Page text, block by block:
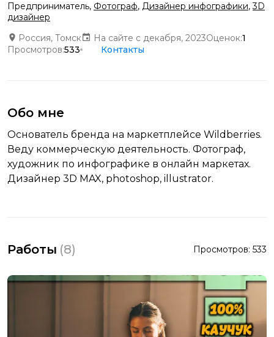
Предприниматель, Фотограф, Дизайнер инфографики,3D
дизайнер
Россия, Томск
На сайте с декабря, 2023Оценок:1
Просмотров:533 Контакты
Обо мне
Основатель бренда на маркетплейсе Wildberries.
Веду коммерческую деятельность. Фотограф,
художник по инфографике в онлайн маркетах.
Дизайнер 3D MAX, photoshop, illustrator.
Работы (8) Просмотров: 533